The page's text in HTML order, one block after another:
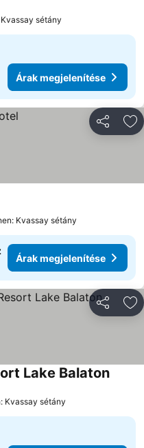
sétány
Árak megjelenítése
Kvassay sétány
Árak megjelenítése
Lake Balaton
Kvassay sétány